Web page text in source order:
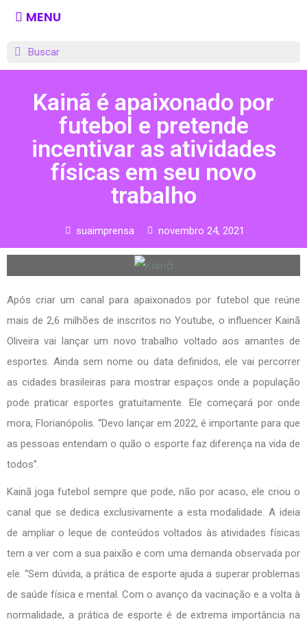
MENU
Kainã é apaixonado por
futebol e pretende
incentivar as atividades
físicas em seu novo
trabalho
suaimprensa novembro 24, 2021
Após criar um canal para apaixonados por futebol que reúne
mais de 2,6 milhões de inscritos no Youtube, o influencer Kainã
Oliveira vai lançar um novo trabalho voltado aos amantes de
esportes. Ainda sem nome ou data definidos, ele vai percorrer
as cidades brasileiras para mostrar espaços onde a população
pode praticar esportes gratuitamente. Ele começará por onde
mora, Florianópolis. “Devo lançar em 2022, é importante para que
as pessoas entendam o quão o esporte faz diferença na vida de
todos”.
Kainã joga futebol sempre que pode, não por acaso, ele criou o
canal que se dedica exclusivamente a esta modalidade. A ideia
de ampliar o leque de conteúdos voltados às atividades físicas
tem a ver com a sua paixão e com uma demanda observada por
ele. “Sem dúvida, a prática de esporte ajuda a superar problemas
de saúde física e mental. Com o avanço da vacinação e a volta à
normalidade, a prática de esporte é de extrema importância na